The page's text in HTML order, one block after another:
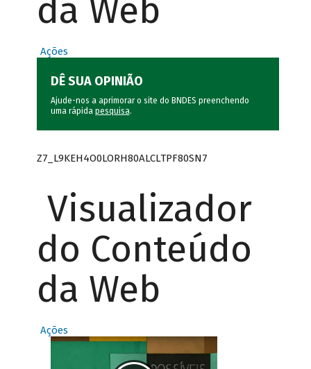
da Web
Ações
DÊ SUA OPINIÃO
Ajude-nos a aprimorar o site do BNDES preenchendo
uma rápida pesquisa.
Z7_L9KEH4O0LORH80ALCLTPF80SN7
Visualizador
do Conteúdo
da Web
Ações